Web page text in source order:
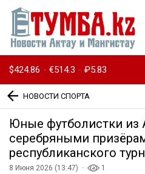
$424.86 · €514.3 · ₽5.83
НОВОСТИ СПОРТА
Юные футболистки из
серебряными
республиканского
8 Июня 2026 (13:47) ·
1